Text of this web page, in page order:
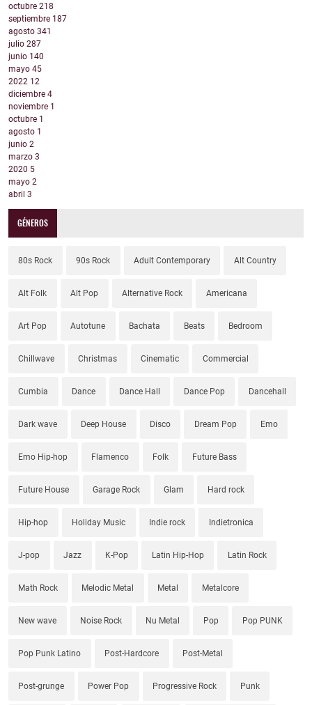
octubre 218
septiembre 187
agosto 341
julio 287
junio 140
mayo 45
2022 12
diciembre 4
noviembre 1
octubre 1
agosto 1
junio 2
marzo 3
2020 5
mayo 2
abril 3
GÉNEROS
80s Rock 90s Rock Adult Contemporary Alt Country
Alt Folk Alt Pop Alternative Rock Americana
Art Pop Autotune Bachata Beats Bedroom
Chillwave Christmas Cinematic Commercial
Cumbia Dance Dance Hall Dance Pop Dancehall
Dark wave Deep House Disco Dream Pop Emo
Emo Hip-hop Flamenco Folk Future Bass
Future House Garage Rock Glam Hard rock
Hip-hop Holiday Music Indie rock Indietronica
J-pop Jazz K-Pop Latin Hip-Hop Latin Rock
Math Rock Melodic Metal Metal Metalcore
New wave Noise Rock Nu Metal Pop Pop PUNK
Pop Punk Latino Post-Hardcore Post-Metal
Post-grunge Power Pop Progressive Rock Punk